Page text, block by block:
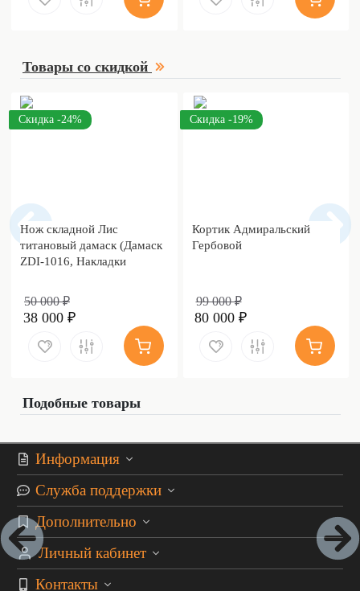
Товары со скидкой
Скидка -24%
Нож складной Лис
титановый дамаск (Дамаск
ZDI-1016, Накладки
50 000 ₽
38 000 ₽
Скидка -19%
Кортик Адмиральский
Гербовой
99 000 ₽
80 000 ₽
Подобные товары
Информация
Служба поддержки
Дополнительно
Личный кабинет
Контакты